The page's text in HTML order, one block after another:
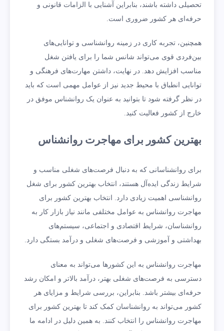
تحصیلی داشته باشند، بنابراین آشنایی با الزامات قانونی و
حرفه‌ای هر کشور ضروری است.
همچنین، تجربه کاری در زمینه روانشناسی و توانایی‌های
بین‌فردی قوی می‌تواند شانس شما را برای یافتن شغل
مناسب افزایش دهد. در نهایت، داشتن مهارت‌های فرهنگی و
توانایی انطباق با محیط جدید نیز از عوامل مهمی است که باید
در نظر گرفته شود تا بتوانید به عنوان یک روانشناس موفق در
خارج از کشور فعالیت کنید.
بهترین کشور برای مهاجرت روانشناس
برای روانشناسانی که به دنبال فرصت‌های شغلی مناسب و
شرایط زندگی ایده‌آل هستند، انتخاب بهترین کشور برای شغل
روانشناسی اهمیت زیادی دارد. انتخاب بهترین کشور برای
مهاجرت روانشناس به عوامل مختلفی مانند نیاز بازار کار به
روانشناسان، شرایط اقتصادی و اجتماعی، سیستم‌های
بهداشتی و آموزشی و فرصت‌های شغلی و درآمد بستگی دارد.
مهاجرت روانشناس به این کشورها می‌تواند به معنای
دسترسی به فرصت‌های شغلی بهتر، درآمد بالاتر و امکان رشد
حرفه‌ای بیشتر باشد. بنابراین، بررسی شرایط و مزایای هر
کشور می‌تواند به روانشناسان کمک کند تا بهترین کشور برای
مهاجرت روانشناس را انتخاب کنند. به همین دلیل در ادامه ما